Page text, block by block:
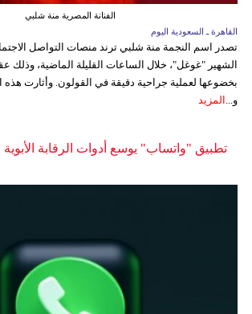
الفنانة المصرية منة شلبي
القاهرة ـ السعودية اليوم
تصدر اسم النجمة منة شلبي ترند منصات التواصل
الشهير "غوغل"، خلال الساعات القليلة الماضية، وذلك
بخضوعها لعملية جراحية دقيقة في القولون. وأثارت هذه
و... المزيد
تطبيق "واتساب" يوسع أدوات الرقابة